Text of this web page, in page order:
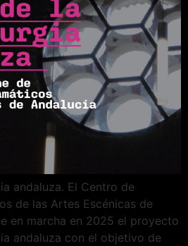
andaluza. El Centro de
de las Artes Escénicas de
en marcha en 2025 el proyecto
andaluza con el objetivo de